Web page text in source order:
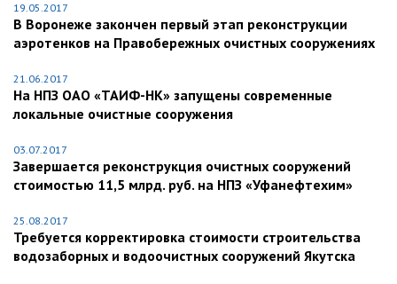
19.05.2017
В Воронеже закончен первый этап реконструкции
аэротенков на Правобережных очистных сооружениях
21.06.2017
На НПЗ ОАО «ТАИФ-НК» запущены современные
локальные очистные сооружения
03.07.2017
Завершается реконструкция очистных сооружений
стоимостью 11,5 млрд. руб. на НПЗ «Уфанефтехим»
25.08.2017
Требуется корректировка стоимости строительства
водозаборных и водоочистных сооружений Якутска